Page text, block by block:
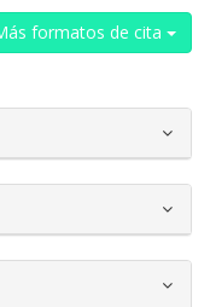
formatos de cita